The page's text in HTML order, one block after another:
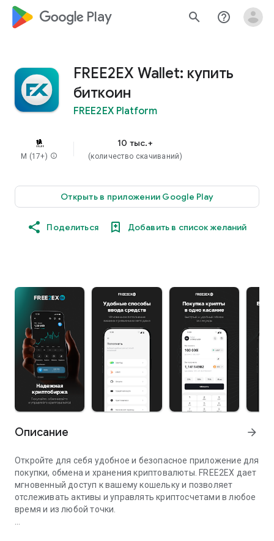
google_logo Play search help_outline
FREE2EX Wallet: купить
биткоин
FREE2EX Platform
M (17+) info
10 тыс.+
(количество скачиваний)
Открыть в приложении Google Play
Поделиться Добавить в список желаний
Описание arrow_forward
Откройте для себя удобное и безопасное приложение для
покупки, обмена и хранения криптовалюты. FREE2EX дает
мгновенный доступ к вашему кошельку и позволяет
отслеживать активы и управлять криптосчетами в любое
время и из любой точки.